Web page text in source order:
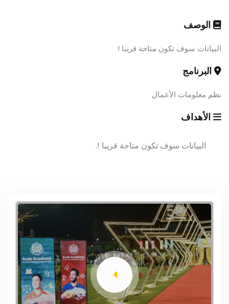
الوصف
البيانات سوف تكون متاحة قريبا !
البرنامج
نظم معلومات الأعمال
الأهداف
البيانات سوف تكون متاحة قريبا !.